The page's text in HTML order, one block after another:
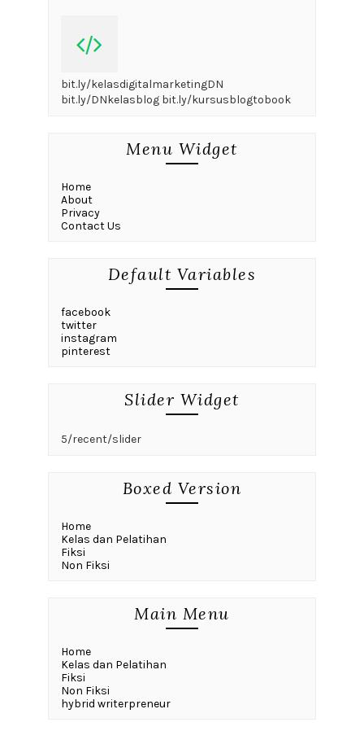
bit.ly/kelasdigitalmarketingDN
bit.ly/DNkelasblog bit.ly/kursusblogtobook
Menu Widget
Home
About
Privacy
Contact Us
Default Variables
facebook
twitter
instagram
pinterest
Slider Widget
5/recent/slider
Boxed Version
Home
Kelas dan Pelatihan
Fiksi
Non Fiksi
Main Menu
Home
Kelas dan Pelatihan
Fiksi
Non Fiksi
hybrid writerpreneur